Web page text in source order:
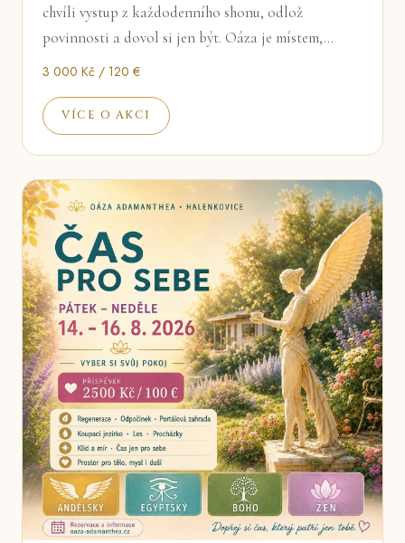
chvíli vystup z každodenního shonu, odlož
povinnosti a dovol si jen být. Oáza je místem,…
3 000 Kč / 120 €
VÍCE O AKCI